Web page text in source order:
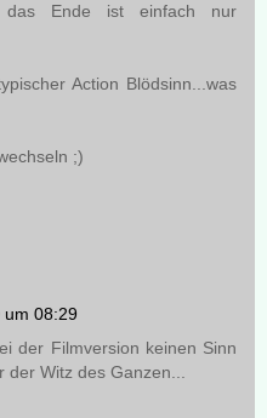
Ende ist einfach nur
Action Blödsinn...was
;)
um 08:29
der Filmversion keinen Sinn
der Witz des Ganzen...